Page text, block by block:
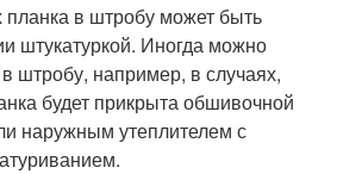
планка в штробу может быть
штукатуркой. Иногда можно
штробу, например, в случаях,
будет прикрыта обшивочной
наружным утеплителем с